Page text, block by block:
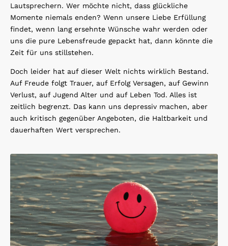
Lautsprechern. Wer möchte nicht, dass glückliche
Momente niemals enden? Wenn unsere Liebe Erfüllung
findet, wenn lang ersehnte Wünsche wahr werden oder
uns die pure Lebensfreude gepackt hat, dann könnte die
Zeit für uns stillstehen.
Doch leider hat auf dieser Welt nichts wirklich Bestand.
Auf Freude folgt Trauer, auf Erfolg Versagen, auf Gewinn
Verlust, auf Jugend Alter und auf Leben Tod. Alles ist
zeitlich begrenzt. Das kann uns depressiv machen, aber
auch kritisch gegenüber Angeboten, die Haltbarkeit und
dauerhaften Wert versprechen.